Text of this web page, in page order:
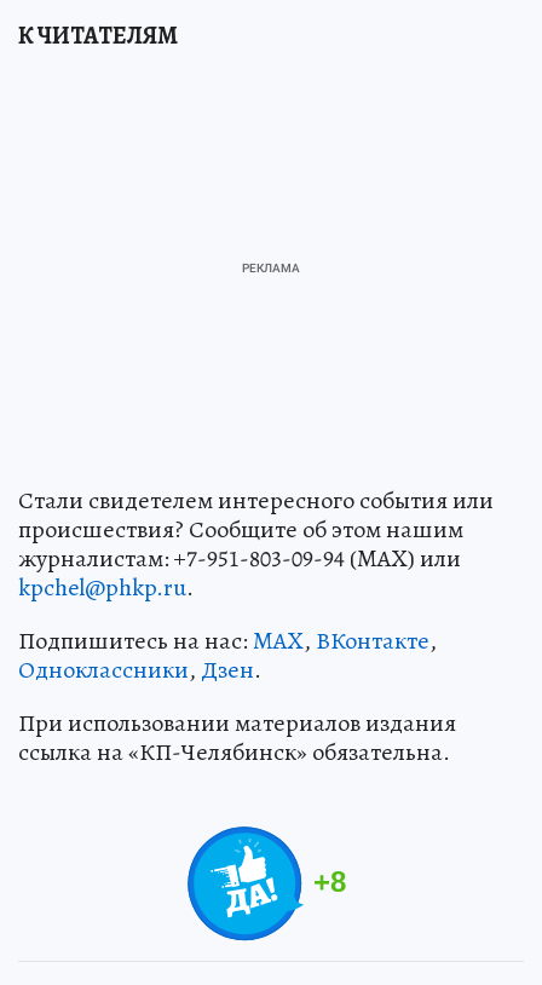
К ЧИТАТЕЛЯМ
Стали свидетелем интересного события или
происшествия? Сообщите об этом нашим
журналистам: +7-951-803-09-94 (MAX) или
kpchel@phkp.ru.
Подпишитесь на нас:MAX, ВКонтакте,
Одноклассники, Дзен.
При использовании материалов издания
ссылка на «КП-Челябинск» обязательна.
+8